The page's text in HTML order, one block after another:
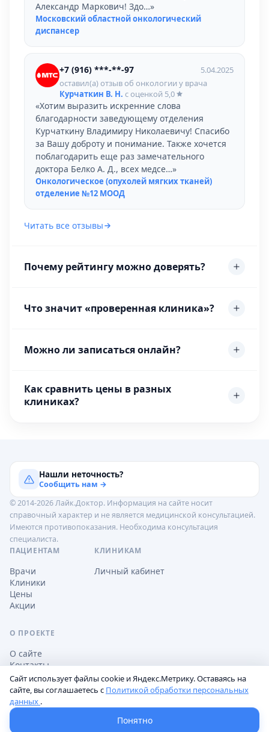
Александр Маркович! Здо…»
Московский областной онкологический
диспансер
+7 (916) ***-**-97
5.04.2025
оставил(а) отзыв об онкологии у врача
Курчаткин В. Н. с оценкой 5,0
«Хотим выразить искренние слова
благодарности заведующему отделения
Курчаткину Владимиру Николаевичу! Спасибо
за Вашу доброту и понимание. Также хочется
поблагодарить еще раз замечательного
доктора Белко А. Д., всех медсе…»
Онкологическое (опухолей мягких тканей)
отделение №12 МООД
Читать все отзывы
Почему рейтингу можно доверять?
Что значит «проверенная клиника»?
Можно ли записаться онлайн?
Как сравнить цены в разных
клиниках?
Нашли неточность?
Сообщить нам →
© 2014-2026 Лайк.Доктор. Информация на сайте носит
справочный характер и не является медицинской консультацией.
Имеются противопоказания. Необходима консультация
специалиста.
ПАЦИЕНТАМ
Врачи
Клиники
Цены
Акции
КЛИНИКАМ
Личный кабинет
О ПРОЕКТЕ
О сайте
Контакты
Обработка персональных данных
Пользовательское соглашениеНастройки cookie
Сайт использует файлы cookie и Яндекс.Метрику. Оставаясь на
сайте, вы соглашаетесь с Политикой обработки персональных
данных .
Понятно